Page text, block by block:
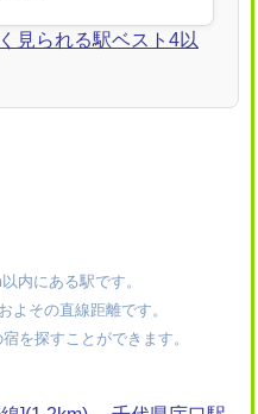
見られる駅ベスト4以
内にある駅です。
その直線距離です。
を探すことができます。